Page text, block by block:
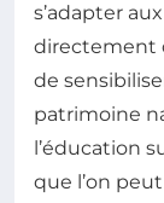
s’adapter
directement
de
patrimoine
l’éducation
que l’on